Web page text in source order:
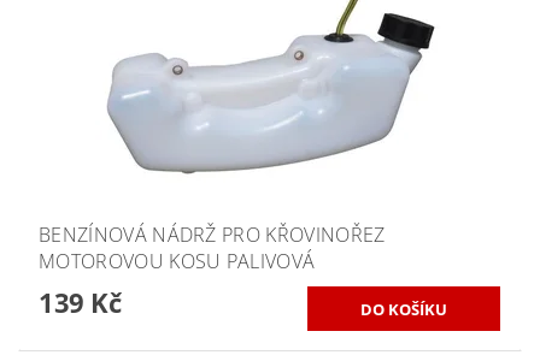
BENZÍNOVÁ NÁDRŽ PRO KŘOVINOŘEZ
MOTOROVOU KOSU PALIVOVÁ
139 Kč